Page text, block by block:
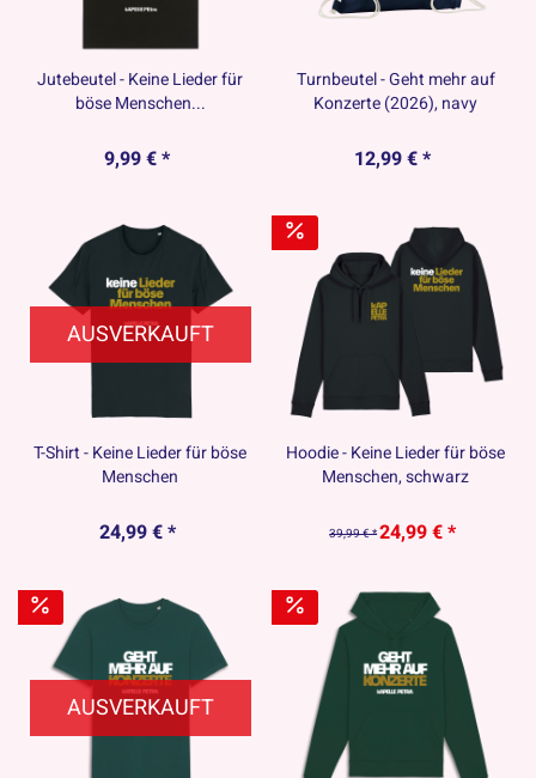
Jutebeutel - Keine Lieder für
böse Menschen...
9,99 € *
Turnbeutel - Geht mehr auf
Konzerte (2026), navy
12,99 € *
AUSVERKAUFT
T-Shirt - Keine Lieder für böse
Menschen
24,99 € *
Hoodie - Keine Lieder für böse
Menschen, schwarz
39,99 € *24,99 € *
AUSVERKAUFT